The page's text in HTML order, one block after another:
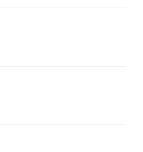
mm.
ewentualną wymianą